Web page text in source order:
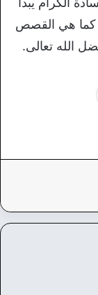
كما هي القصص
الله تعالى.